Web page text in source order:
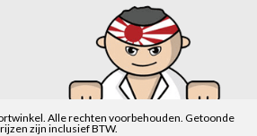
Alle rechten voorbehouden. Getoonde
zijn inclusief BTW.